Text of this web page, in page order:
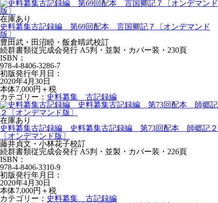
在庫あり
史料纂集古記録編 第69回配本 言国卿記７〔オンデマンド
版〕
豊田武・田沼睦・飯倉晴武校訂
続群書類従完成会発行 A5判・並製・カバー装・230頁
ISBN：
978-4-8406-3286-7
初版発行年月日：
2020年4月30日
本体7,000円＋税
カテゴリー： 史料纂集 古記録編
在庫あり
史料纂集古記録編 史料纂集古記録編 第73回配本 師郷記２
〔オンデマンド版〕
藤井貞文・小林花子校訂
続群書類従完成会発行 A5判・並製・カバー装・226頁
ISBN：
978-4-8406-3310-9
初版発行年月日：
2020年4月30日
本体7,000円＋税
カテゴリー： 史料纂集 古記録編